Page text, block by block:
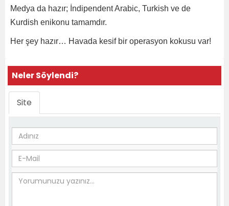
Medya da hazır; İndipendent Arabic, Turkish ve de
Kurdish enikonu tamamdır.
Her şey hazır… Havada kesif bir operasyon kokusu var!
Neler Söylendi?
Site